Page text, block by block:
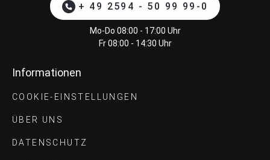
+ 49 2594 - 50 99 99-0
Mo-Do 08:00 - 17:00 Uhr
Fr 08:00 - 14:30 Uhr
Informationen
COOKIE-EINSTELLUNGEN
ÜBER UNS
DATENSCHUTZ